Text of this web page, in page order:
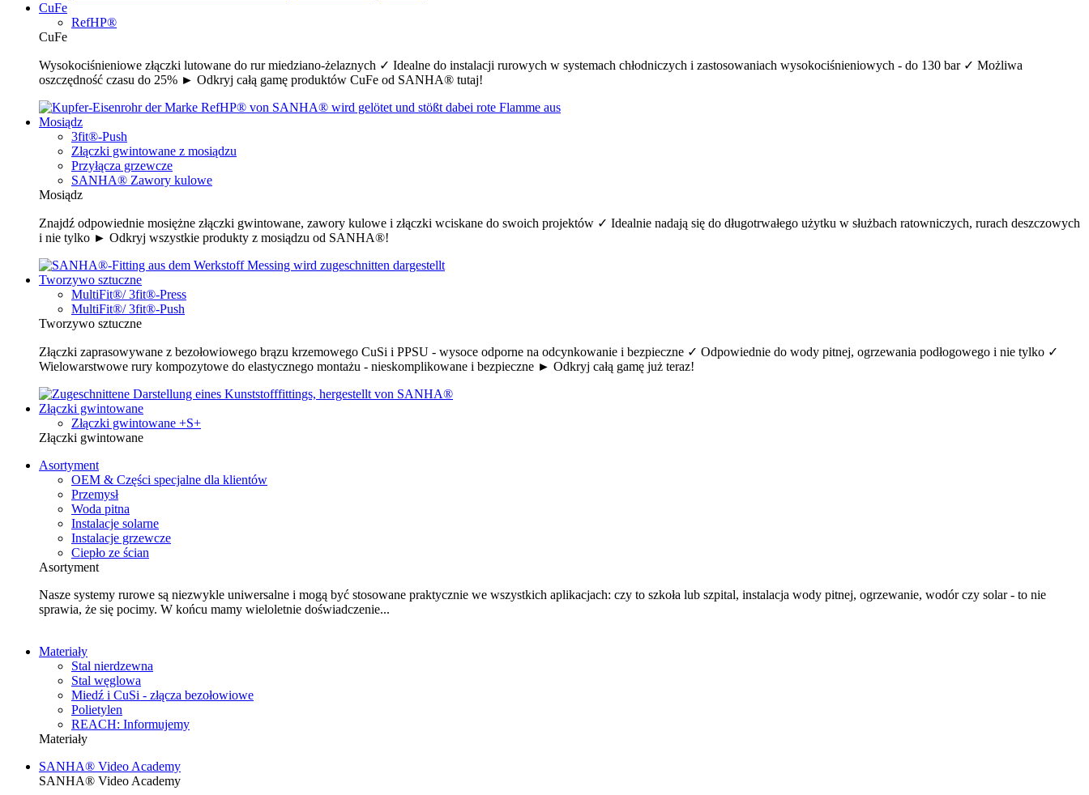
CuFe
RefHP®
CuFe
Wysokociśnieniowe złączki lutowane do rur miedziano-żelaznych ✓ Idealne do instalacji rurowych w systemach chłodniczych i zastosowaniach wysokociśnieniowych - do 130 bar ✓ Możliwa
oszczędność czasu do 25% ► Odkryj całą gamę produktów CuFe od SANHA® tutaj!
Mosiądz
3fit®-Push
Złączki gwintowane z mosiądzu
Przyłącza grzewcze
SANHA® Zawory kulowe
Mosiądz
Znajdź odpowiednie mosiężne złączki gwintowane, zawory kulowe i złączki wciskane do swoich projektów ✓ Idealnie nadają się do długotrwałego użytku w służbach ratowniczych, rurach deszczowych
i nie tylko ► Odkryj wszystkie produkty z mosiądzu od SANHA®!
Tworzywo sztuczne
MultiFit®/ 3fit®-Press
MultiFit®/ 3fit®-Push
Tworzywo sztuczne
Złączki zaprasowywane z bezołowiowego brązu krzemowego CuSi i PPSU - wysoce odporne na odcynkowanie i bezpieczne ✓ Odpowiednie do wody pitnej, ogrzewania podłogowego i nie tylko ✓
Wielowarstwowe rury kompozytowe do elastycznego montażu - nieskomplikowane i bezpieczne ► Odkryj całą gamę już teraz!
Złączki gwintowane
Złączki gwintowane +S+
Złączki gwintowane
Asortyment
OEM & Części specjalne dla klientów
Przemysł
Woda pitna
Instalacje solarne
Instalacje grzewcze
Ciepło ze ścian
Asortyment
Nasze systemy rurowe są niezwykle uniwersalne i mogą być stosowane praktycznie we wszystkich aplikacjach: czy to szkoła lub szpital, instalacja wody pitnej, ogrzewanie, wodór czy solar - to nie
sprawia, że się pocimy. W końcu mamy wieloletnie doświadczenie...
Materiały
Stal nierdzewna
Stal węglowa
Miedź i CuSi - złącza bezołowiowe
Polietylen
REACH: Informujemy
Materiały
SANHA® Video Academy
SANHA® Video Academy